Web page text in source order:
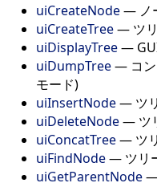
uiCreateNode— ノ
uiCreateTree— ツ
uiDisplayTree—
uiDumpTree— コン
モード)
uiInsertNode— ツ
uiDeleteNode— ツ
uiConcatTree— ツ
uiFindNode— ツリ
uiGetParentNode—